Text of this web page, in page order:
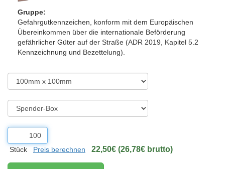
Gruppe:
Gefahrgutkennzeichen, konform mit dem Europäischen
Übereinkommen über die internationale Beförderung
gefährlicher Güter auf der Straße (ADR 2019, Kapitel 5.2
Kennzeichnung und Bezettelung).
Stück Preis berechnen 22,50€ (26,78€ brutto)